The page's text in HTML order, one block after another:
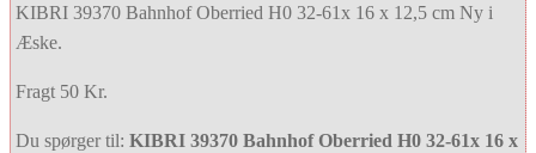
KIBRI 39370 Bahnhof Oberried H0 32-61x 16 x 12,5 cm Ny i
Æske.
Fragt 50 Kr.
Du spørger til: KIBRI 39370 Bahnhof Oberried H0 32-61x 16 x